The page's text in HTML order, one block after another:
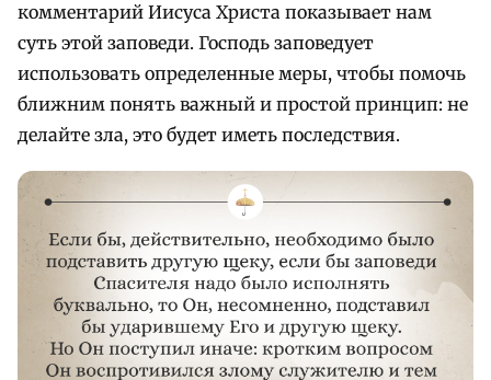
комментарий Иисуса Христа показывает нам
суть этой заповеди. Господь заповедует
использовать определенные меры, чтобы помочь
ближним понять важный и простой принцип: не
делайте зла, это будет иметь последствия.